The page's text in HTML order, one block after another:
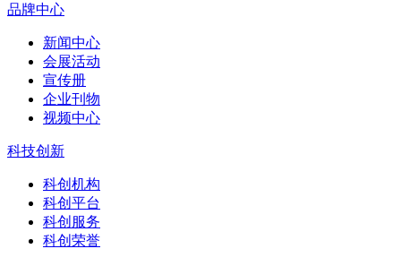
品牌中心
新闻中心
会展活动
宣传册
企业刊物
视频中心
科技创新
科创机构
科创平台
科创服务
科创荣誉